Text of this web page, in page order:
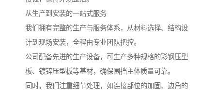
从生产到安装的一站式服务
我们拥有完整的生产与服务体系，从材料选择、结构设
计到现场安装，全程由专业团队把控。
公司配备先进的生产设备，可生产多种规格的彩钢压型
板、镀锌压型板等基材，确保围挡主体质量可靠。
同时，我们注重细节处理，如连接部位的加固、边角的